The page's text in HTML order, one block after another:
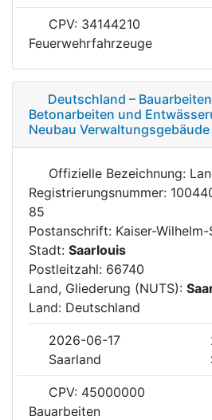
CPV: 34144210
Feuerwehrfahrzeuge
Deutschland –
Betonarbeiten und
Neubau Verwaltungsgebäude
Offizielle Bezeichnung:
Registrierungsnummer:
85
Postanschrift: Kaiser-
Stadt: Saarlouis
Postleitzahl: 66740
Land, Gliederung (NUTS):
Land: Deutschland
2026-06-17
Saarland
CPV: 45000000
Bauarbeiten